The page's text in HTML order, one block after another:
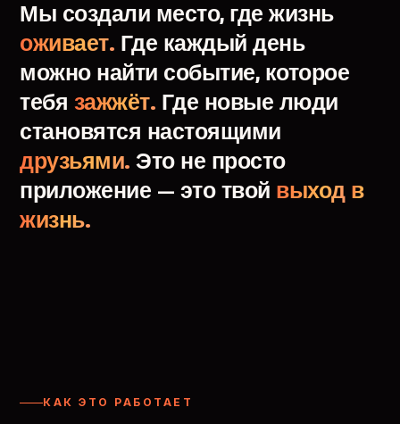
Мы создали место, где жизнь
оживает. Где каждый день
можно найти событие, которое
тебя зажжёт. Где новые люди
становятся настоящими
друзьями. Это не просто
приложение — это твой выход в
жизнь.
КАК ЭТО РАБОТАЕТ